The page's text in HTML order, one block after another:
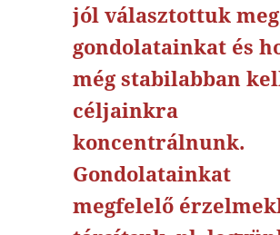
jól választottuk
gondolatainkat és
még stabilabban
céljainkra
koncentrálnunk.
Gondolatainkat
megfelelő